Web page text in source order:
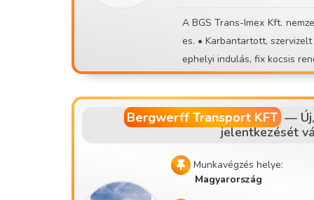
A BGS Trans-Imex Kft. nemzetközi fuvarfeladatokra CE kategóriával gépkocsivezetőket ker
es. • Karbantartott, szervizelt és megújuló járműpark • 32 éves fuvarozási tapasztalat • Tel
Bergwerff Transport KFT—
jelentkezését
Munkavégzés helye:
Magyarország